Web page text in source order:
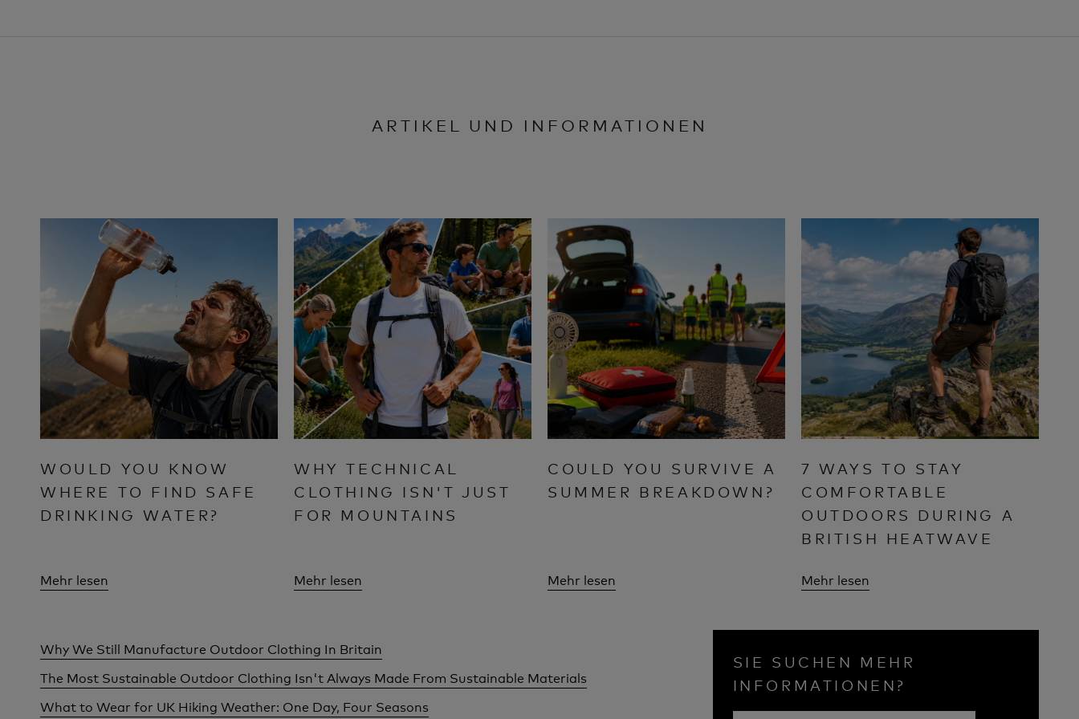
ARTIKEL UND INFORMATIONEN
WOULD YOU KNOW
WHERE TO FIND SAFE
DRINKING WATER?
Mehr lesen
WHY TECHNICAL
CLOTHING ISN'T JUST
FOR MOUNTAINS
Mehr lesen
COULD YOU SURVIVE A
SUMMER BREAKDOWN?
Mehr lesen
7 WAYS TO STAY
COMFORTABLE
OUTDOORS DURING A
BRITISH HEATWAVE
Mehr lesen
Why We Still Manufacture Outdoor Clothing In Britain
The Most Sustainable Outdoor Clothing Isn't Always Made From Sustainable Materials
What to Wear for UK Hiking Weather: One Day, Four Seasons
SIE SUCHEN MEHR
INFORMATIONEN?